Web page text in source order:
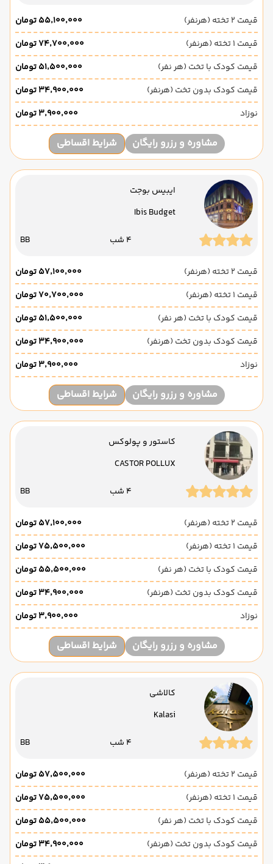
قیمت 2 تخته (هرنفر)
۵۵٬۱۰۰٬۰۰۰ تومان
قیمت 1 تخته (هرنفر)
۷۴٬۷۰۰٬۰۰۰ تومان
قیمت کودک با تخت (هر نفر)
۵۱٬۵۰۰٬۰۰۰ تومان
قیمت کودک بدون تخت (هرنفر)
۳۴٬۹۰۰٬۰۰۰ تومان
نوزاد
۳٬۹۰۰٬۰۰۰ تومان
مشاوره و رزرو رایگان شرایط اقساطی
ایبیس بوجت
Ibis Budget
4 شب BB
قیمت 2 تخته (هرنفر)
۵۷٬۱۰۰٬۰۰۰ تومان
قیمت 1 تخته (هرنفر)
۷۰٬۷۰۰٬۰۰۰ تومان
قیمت کودک با تخت (هر نفر)
۵۱٬۵۰۰٬۰۰۰ تومان
قیمت کودک بدون تخت (هرنفر)
۳۴٬۹۰۰٬۰۰۰ تومان
نوزاد
۳٬۹۰۰٬۰۰۰ تومان
مشاوره و رزرو رایگان شرایط اقساطی
کاستور و پولوکس
CASTOR POLLUX
4 شب BB
قیمت 2 تخته (هرنفر)
۵۷٬۱۰۰٬۰۰۰ تومان
قیمت 1 تخته (هرنفر)
۷۵٬۵۰۰٬۰۰۰ تومان
قیمت کودک با تخت (هر نفر)
۵۵٬۵۰۰٬۰۰۰ تومان
قیمت کودک بدون تخت (هرنفر)
۳۴٬۹۰۰٬۰۰۰ تومان
نوزاد
۳٬۹۰۰٬۰۰۰ تومان
مشاوره و رزرو رایگان شرایط اقساطی
کالاشی
Kalasi
4 شب BB
قیمت 2 تخته (هرنفر)
۵۷٬۵۰۰٬۰۰۰ تومان
قیمت 1 تخته (هرنفر)
۷۵٬۵۰۰٬۰۰۰ تومان
قیمت کودک با تخت (هر نفر)
۵۵٬۵۰۰٬۰۰۰ تومان
قیمت کودک بدون تخت (هرنفر)
۳۴٬۹۰۰٬۰۰۰ تومان